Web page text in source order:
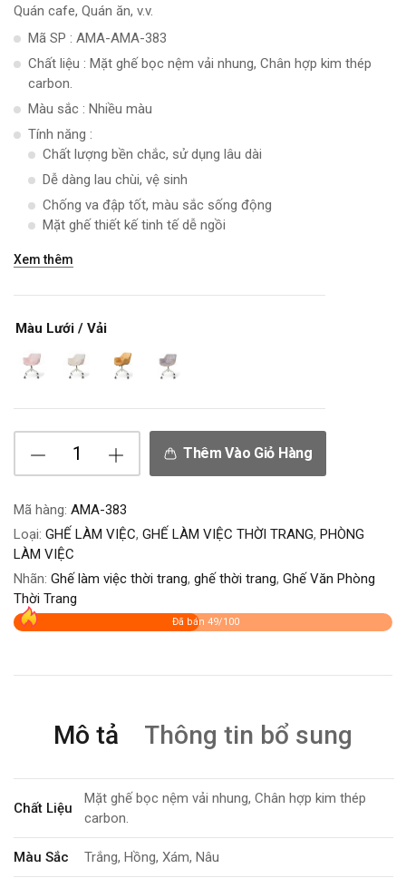
Quán cafe, Quán ăn, v.v.
Mã SP : AMA-AMA-383
Chất liệu : Mặt ghế bọc nệm vải nhung, Chân hợp kim thép
carbon.
Màu sắc : Nhiều màu
Tính năng :
Chất lượng bền chắc, sử dụng lâu dài
Dễ dàng lau chùi, vệ sinh
Chống va đập tốt, màu sắc sống động
Mặt ghế thiết kế tinh tế dễ ngồi
Xem thêm
Màu Lưới / Vải
Thêm Vào Giỏ Hàng
Mã hàng: AMA-383
Loại: GHẾ LÀM VIỆC, GHẾ LÀM VIỆC THỜI TRANG, PHÒNG
LÀM VIỆC
Nhãn: Ghế làm việc thời trang, ghế thời trang, Ghế Văn Phòng
Thời Trang
Đã bán 49/100
Mô tả Thông tin bổ sung
Chất Liệu
Mặt ghế bọc nệm vải nhung, Chân hợp kim thép
carbon.
Màu Sắc Trắng, Hồng, Xám, Nâu